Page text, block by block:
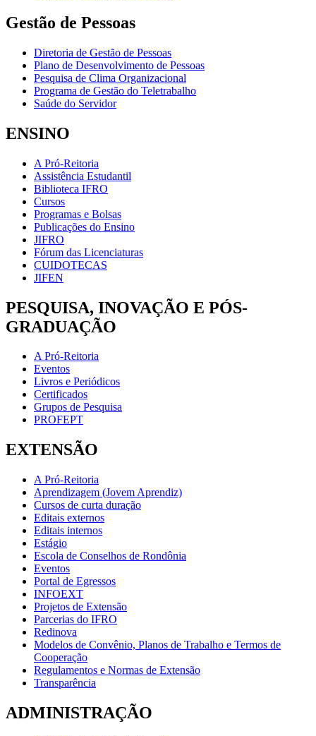
Gestão de Pessoas
Diretoria de Gestão de Pessoas
Plano de Desenvolvimento de Pessoas
Pesquisa de Clima Organizacional
Programa de Gestão do Teletrabalho
Saúde do Servidor
ENSINO
A Pró-Reitoria
Assistência Estudantil
Biblioteca IFRO
Cursos
Programas e Bolsas
Publicações do Ensino
JIFRO
Fórum das Licenciaturas
CUIDOTECAS
JIFEN
PESQUISA, INOVAÇÃO E PÓS-
GRADUAÇÃO
A Pró-Reitoria
Eventos
Livros e Periódicos
Certificados
Grupos de Pesquisa
PROFEPT
EXTENSÃO
A Pró-Reitoria
Aprendizagem (Jovem Aprendiz)
Cursos de curta duração
Editais externos
Editais internos
Estágio
Escola de Conselhos de Rondônia
Eventos
Portal de Egressos
INFOEXT
Projetos de Extensão
Parcerias do IFRO
Redinova
Modelos de Convênio, Planos de Trabalho e Termos de
Cooperação
Regulamentos e Normas de Extensão
Transparência
ADMINISTRAÇÃO